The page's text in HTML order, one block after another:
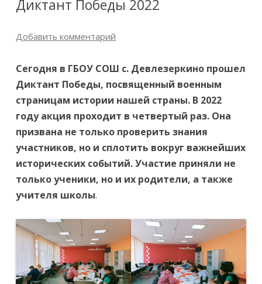
Диктант Победы 2022
Добавить комментарий
Сегодня в ГБОУ СОШ с. Девлезеркино прошел
Диктант Победы, посвященный военным
страницам истории нашей страны. В 2022
году акция проходит в четвертый раз. Она
призвана не только проверить знания
участников, но и сплотить вокруг важнейших
исторических событий. Участие приняли не
только ученики, но и их родители, а также
учителя школы.